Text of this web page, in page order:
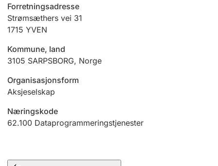
Jeger
Ektepaktveileder
Offentlig sektor
Forretningsadresse
Strømsæthers vei 31
1715 YVEN
Kommune, land
3105 SARPSBORG, Norge
Organisasjonsform
Aksjeselskap
Næringskode
62.100 Dataprogrammeringstjenester